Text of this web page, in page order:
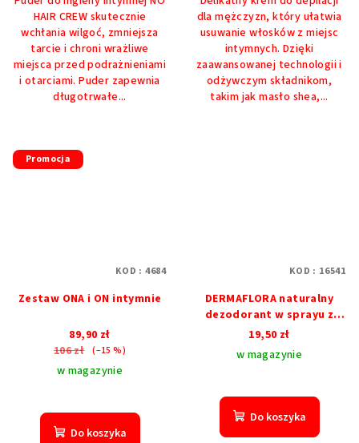
HAIR CREW skutecznie
wchłania wilgoć, zmniejsza
tarcie i chroni wrażliwe
miejsca przed podrażnieniami
i otarciami. Puder zapewnia
długotrwałe...
5
gwiazdek.
dla mężczyzn, który ułatwia
usuwanie włosków z miejsc
intymnych. Dzięki
zaawansowanej technologii i
odżywczym składnikom,
takim jak masło shea,...
Promocja
Zestaw ONA i ON intymnie
89,90 zł
106 zł (–15 %)
w magazynie
ocena
produktu
Do koszyka
KOD : 4684
DERMAFLORA naturalny
dezodorant w sprayu z
olejem z Dzikiej Róży
19,50 zł
w magazynie
Do koszyka
KOD : 16541